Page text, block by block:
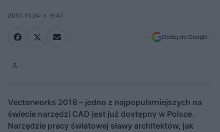
2017-11-24 9:47
Dodaj do Google
Vectorworks 2018 – jedno z najpopularniejszych na
świecie narzędzi CAD jest już dostępny w Polsce.
Narzędzie pracy światowej sławy architektów, jak